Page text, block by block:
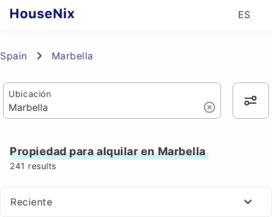
ES
Spain Marbella
Ubicación
Propiedad para alquilar en Marbella
241 results
Reciente